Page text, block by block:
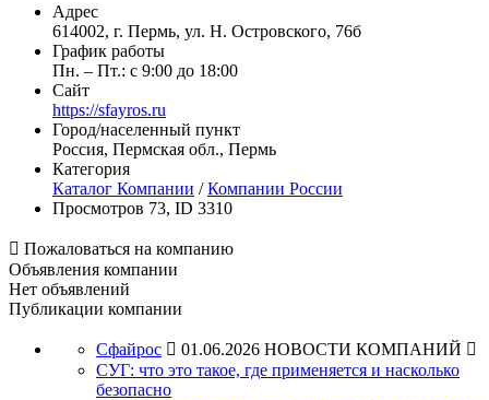
Адрес
614002, г. Пермь, ул. Н. Островского, 76б
График работы
Пн. – Пт.: с 9:00 до 18:00
Сайт
https://sfayros.ru
Город/населенный пункт
Россия, Пермская обл., Пермь
Категория
Каталог Компании /Компании России
Просмотров 73, ID 3310
 Пожаловаться на компанию
Объявления компании
Нет объявлений
Публикации компании
Сфайрос  01.06.2026 НОВОСТИ КОМПАНИЙ 
СУГ: что это такое, где применяется и насколько
безопасно